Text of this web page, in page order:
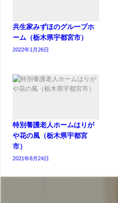
共生家みずほのグループホ
ーム（栃木県宇都宮市）
2022年1月26日
特別養護老人ホームはりが
や花の風（栃木県宇都宮
市）
2021年8月24日